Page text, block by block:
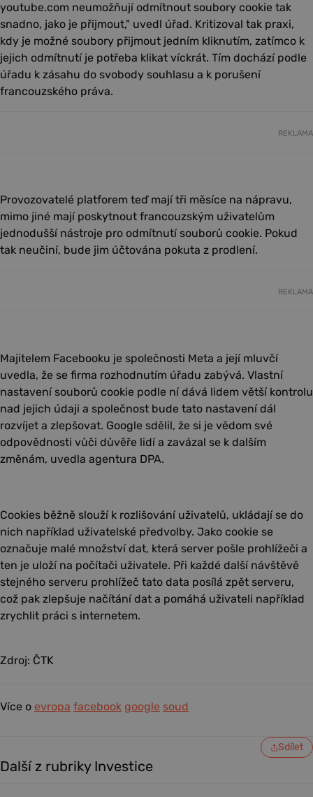
youtube.com neumožňují odmítnout soubory cookie tak
snadno, jako je přijmout," uvedl úřad. Kritizoval tak praxi,
kdy je možné soubory přijmout jedním kliknutím, zatímco k
jejich odmítnutí je potřeba klikat víckrát. Tím dochází podle
úřadu k zásahu do svobody souhlasu a k porušení
francouzského práva.
REKLAMA
Provozovatelé platforem teď mají tři měsíce na nápravu,
mimo jiné mají poskytnout francouzským uživatelům
jednodušší nástroje pro odmítnutí souborů cookie. Pokud
tak neučiní, bude jim účtována pokuta z prodlení.
REKLAMA
Majitelem Facebooku je společnosti Meta a její mluvčí
uvedla, že se firma rozhodnutím úřadu zabývá. Vlastní
nastavení souborů cookie podle ní dává lidem větší kontrolu
nad jejich údaji a společnost bude tato nastavení dál
rozvíjet a zlepšovat. Google sdělil, že si je vědom své
odpovědnosti vůči důvěře lidí a zavázal se k dalším
změnám, uvedla agentura DPA.
Cookies běžně slouží k rozlišování uživatelů, ukládají se do
nich například uživatelské předvolby. Jako cookie se
označuje malé množství dat, která server pošle prohlížeči a
ten je uloží na počítači uživatele. Při každé další návštěvě
stejného serveru prohlížeč tato data posílá zpět serveru,
což pak zlepšuje načítání dat a pomáhá uživateli například
zrychlit práci s internetem.
Zdroj: ČTK
Více o evropa facebook google soud
Sdílet
Další z rubriky Investice